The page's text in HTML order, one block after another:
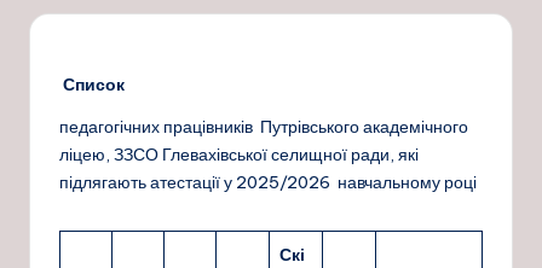
Список
педагогічних працівників Путрівського академічного
ліцею, ЗЗСО Глевахівської селищної ради, які
підлягають атестації у 2025/2026 навчальному році
Скі